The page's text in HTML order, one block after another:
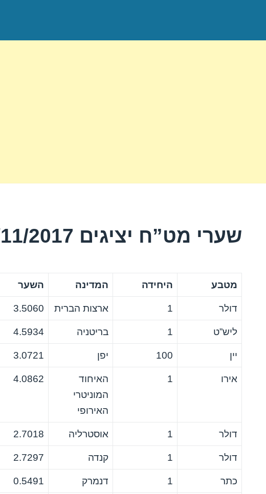
שערי מט”ח יציגים 02/11/2017
מטבע היחידה המדינה השער
דולר 1 ארצות הברית 3.5060
ליש”ט 1 בריטניה 4.5934
יין 100 יפן 3.0721
אירו 1
האיחוד
המוניטרי
האירופי
4.0862
דולר 1 אוסטרליה 2.7018
דולר 1 קנדה 2.7297
כתר 1 דנמרק 0.5491